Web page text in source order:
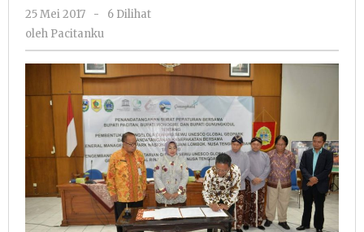
Masyarakat
25 Mei 2017
oleh
Pacitanku
-
6 Dilihat
oleh Pacitanku